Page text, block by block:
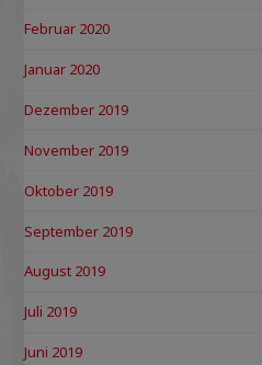
Februar 2020
Januar 2020
Dezember 2019
November 2019
Oktober 2019
September 2019
August 2019
Juli 2019
Juni 2019